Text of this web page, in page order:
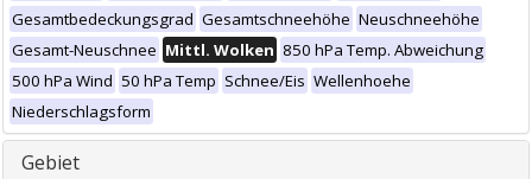
Gesamtbedeckungsgrad Gesamtschneehöhe Neuschneehöhe
Gesamt-Neuschnee Mittl. Wolken 850 hPa Temp. Abweichung
500 hPa Wind 50 hPa Temp Schnee/Eis Wellenhoehe
Niederschlagsform
Gebiet